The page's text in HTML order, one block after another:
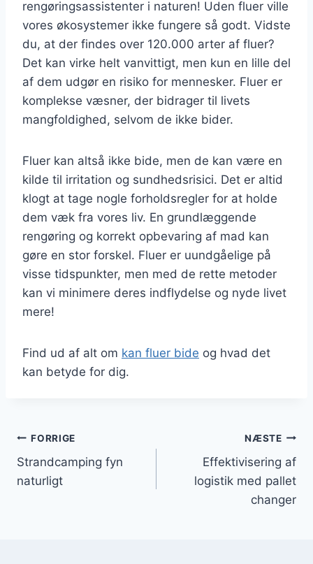
rengøringsassistenter i naturen! Uden fluer ville
vores økosystemer ikke fungere så godt. Vidste
du, at der findes over 120.000 arter af fluer?
Det kan virke helt vanvittigt, men kun en lille del
af dem udgør en risiko for mennesker. Fluer er
komplekse væsner, der bidrager til livets
mangfoldighed, selvom de ikke bider.
Fluer kan altså ikke bide, men de kan være en
kilde til irritation og sundhedsrisici. Det er altid
klogt at tage nogle forholdsregler for at holde
dem væk fra vores liv. En grundlæggende
rengøring og korrekt opbevaring af mad kan
gøre en stor forskel. Fluer er uundgåelige på
visse tidspunkter, men med de rette metoder
kan vi minimere deres indflydelse og nyde livet
mere!
Find ud af alt om kan fluer bide og hvad det
kan betyde for dig.
Indlægsnavigation
FORRIGE
Strandcamping fyn
naturligt
NÆSTE
Effektivisering af
logistik med pallet
changer